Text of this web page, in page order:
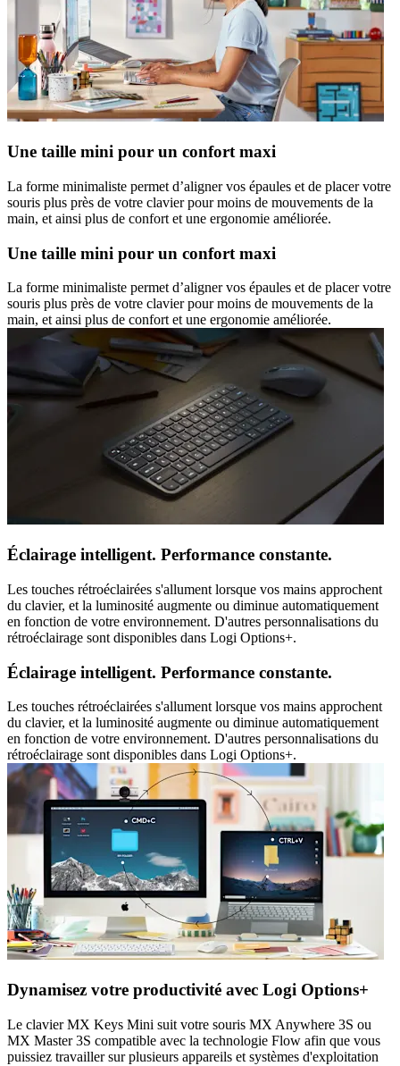
Une taille mini pour un confort maxi
La forme minimaliste permet d’aligner vos épaules et de placer votre
souris plus près de votre clavier pour moins de mouvements de la
main, et ainsi plus de confort et une ergonomie améliorée.
Une taille mini pour un confort maxi
La forme minimaliste permet d’aligner vos épaules et de placer votre
souris plus près de votre clavier pour moins de mouvements de la
main, et ainsi plus de confort et une ergonomie améliorée.
Éclairage intelligent. Performance constante.
Les touches rétroéclairées s'allument lorsque vos mains approchent
du clavier, et la luminosité augmente ou diminue automatiquement
en fonction de votre environnement. D'autres personnalisations du
rétroéclairage sont disponibles dans Logi Options+.
Éclairage intelligent. Performance constante.
Les touches rétroéclairées s'allument lorsque vos mains approchent
du clavier, et la luminosité augmente ou diminue automatiquement
en fonction de votre environnement. D'autres personnalisations du
rétroéclairage sont disponibles dans Logi Options+.
Dynamisez votre productivité avec Logi Options+
Le clavier MX Keys Mini suit votre souris MX Anywhere 3S ou
MX Master 3S compatible avec la technologie Flow afin que vous
puissiez travailler sur plusieurs appareils et systèmes d'exploitation